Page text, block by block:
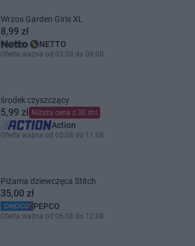
Wrzos Garden Girls XL
8,99 zł
NETTO
Oferta ważna od 03.08 do 08.08
środek czyszczący
5,99 zł Niższa cena z 30 dni
Action
Oferta ważna od 05.08 do 11.08
Piżama dziewczęca Stitch
35,00 zł
PEPCO
Oferta ważna od 06.08 do 12.08